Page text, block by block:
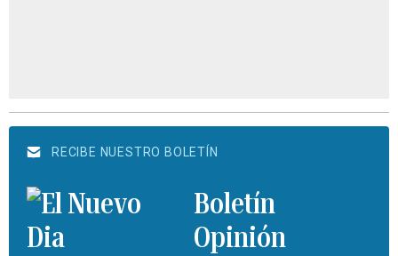
RECIBE NUESTRO BOLETÍN
Boletín
Opinión